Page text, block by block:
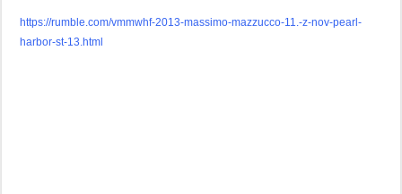
https://rumble.com/vmmwhf-2013-massimo-mazzucco-11.-z-nov-pearl-
harbor-st-13.html